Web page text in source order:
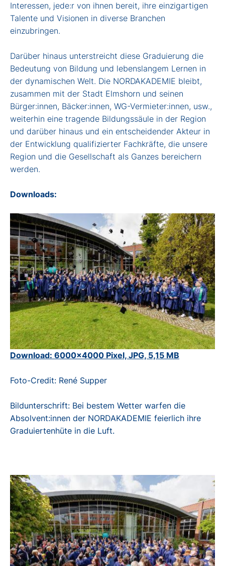
Interessen, jede:r von ihnen bereit, ihre einzigartigen
Talente und Visionen in diverse Branchen
einzubringen.
Darüber hinaus unterstreicht diese Graduierung die
Bedeutung von Bildung und lebenslangem Lernen in
der dynamischen Welt. Die NORDAKADEMIE bleibt,
zusammen mit der Stadt Elmshorn und seinen
Bürger:innen, Bäcker:innen, WG-Vermieter:innen, usw.,
weiterhin eine tragende Bildungssäule in der Region
und darüber hinaus und ein entscheidender Akteur in
der Entwicklung qualifizierter Fachkräfte, die unsere
Region und die Gesellschaft als Ganzes bereichern
werden.
Downloads:
Download: 6000x4000 Pixel, JPG, 5,15 MB
Foto-Credit: René Supper
Bildunterschrift: Bei bestem Wetter warfen die
Absolvent:innen der NORDAKADEMIE feierlich ihre
Graduiertenhüte in die Luft.